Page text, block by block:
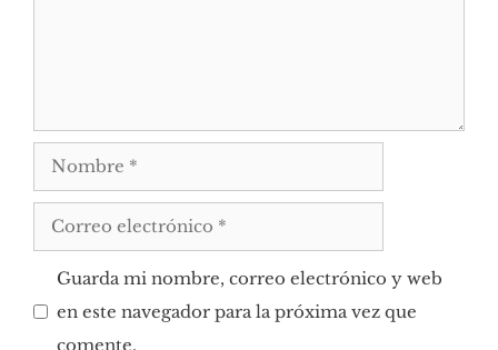
Nombre
Correo
electrónico
Guarda mi nombre, correo electrónico y web
en este navegador para la próxima vez que
comente.